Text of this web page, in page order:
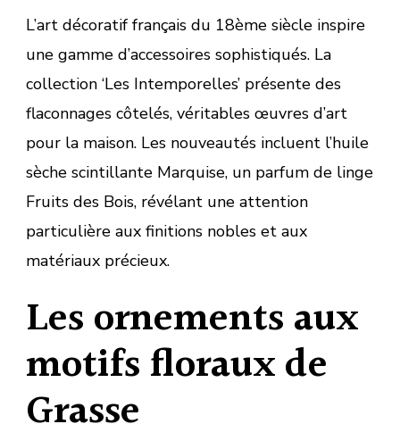
L’art décoratif français du 18ème siècle inspire
une gamme d’accessoires sophistiqués. La
collection ‘Les Intemporelles’ présente des
flaconnages côtelés, véritables œuvres d’art
pour la maison. Les nouveautés incluent l’huile
sèche scintillante Marquise, un parfum de linge
Fruits des Bois, révélant une attention
particulière aux finitions nobles et aux
matériaux précieux.
Les ornements aux
motifs floraux de